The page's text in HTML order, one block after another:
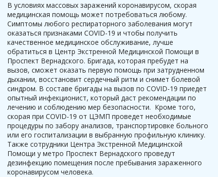
В условиях массовых заражений коронавирусом, скорая
медицинская помощь может потребоваться любому.
Симптомы любого респираторного заболевания могут
оказаться признаками COVID-19 и чтобы получить
качественное медицинское обслуживание, лучше
обратиться в Центр Экстренной Медицинской Помощи в
Проспект Вернадского. Бригада, которая пребудет на
вызов, сможет оказать первую помощь при затрудненном
дыхании, восстановит сердечный ритм и снимет болевой
синдром. В составе бригады на вызов по COVID-19 приедет
опытный инфекционист, который даст рекомендации по
лечению и соблюдению мер безопасности. Кроме того,
скорая при COVID-19 от ЦЭМП проведет необходимые
процедуры по забору анализов, транспортировке больного
или его госпитализации в выбранную профильную клинику.
Также сотрудники Центра Экстренной Медицинской
Помощи у метро Проспект Вернадского проведут
дезинфекцию помещения после пребывания зараженного
коронавирусом человека.